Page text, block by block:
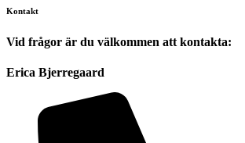
Kontakt
Vid frågor är du välkommen att kontakta:
Erica Bjerregaard